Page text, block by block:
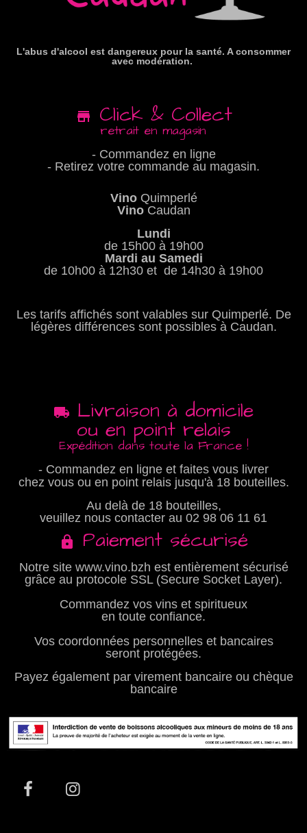
L'abus d'alcool est dangereux pour la santé. A consommer
avec modération.
Click & Collect
retrait en magasin
- Commandez en ligne
- Retirez votre commande au magasin.
VinoQuimperlé
VinoCaudan
Lundi
de 15h00 à 19h00
Mardi au Samedi
de 10h00 à 12h30 et de 14h30 à 19h00
Les tarifs affichés sont valables sur Quimperlé. De
légères différences sont possibles à Caudan.
Livraison à domicile
ou en point relais
Expédition dans toute la France !
- Commandez en ligne et faites vous livrer
chez vous ou en point relais jusqu'à 18 bouteilles.
Au delà de 18 bouteilles,
veuillez nous contacter au 02 98 06 11 61
Paiement sécurisé
Notre site www.vino.bzh est entièrement sécurisé
grâce au protocole SSL (Secure Socket Layer).
Commandez vos vins et spiritueux
en toute confiance.
Vos coordonnées personnelles et bancaires
seront protégées.
Payez également par virement bancaire ou chèque
bancaire